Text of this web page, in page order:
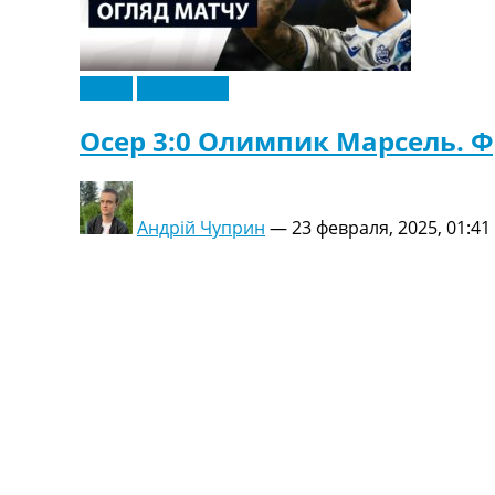
Осер 3:0 Олимпик Марсель.
Андрій Чуприн —23 февраля, 2025, 01:41